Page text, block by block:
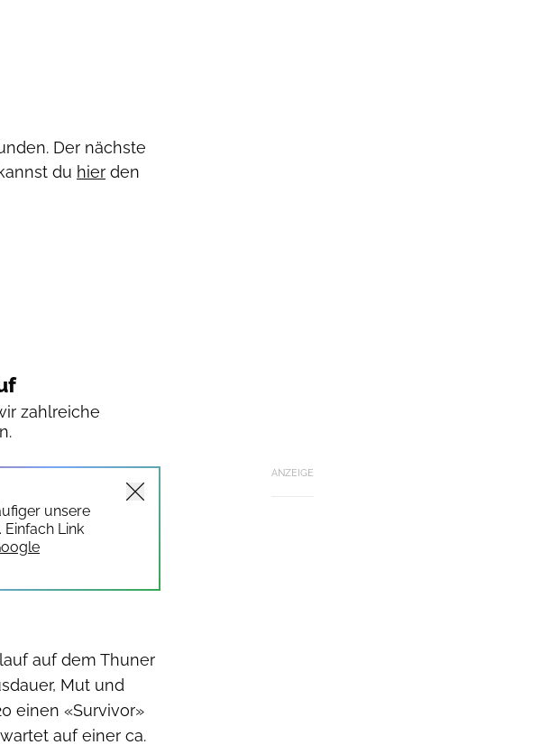
Der nächste
du hier den
zahlreiche
ANZEIGE
unsere
Link
auf dem Thuner
Mut und
einen «Survivor»
auf einer ca.